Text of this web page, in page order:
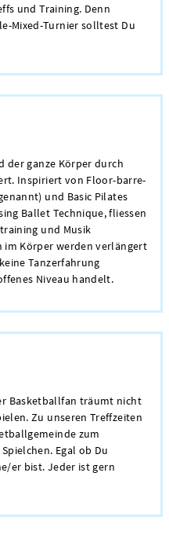
und Training. Denn
Mixed-Turnier solltest Du
der ganze Körper durch
Inspiriert von Floor-barre-
und Basic Pilates
Ballet Technique, fliessen
und Musik
im Körper werden verlängert
Tanzerfahrung
Niveau handelt.
Basketballfan träumt nicht
Zu unseren Treffzeiten
zum
Egal ob Du
er bist. Jeder ist gern